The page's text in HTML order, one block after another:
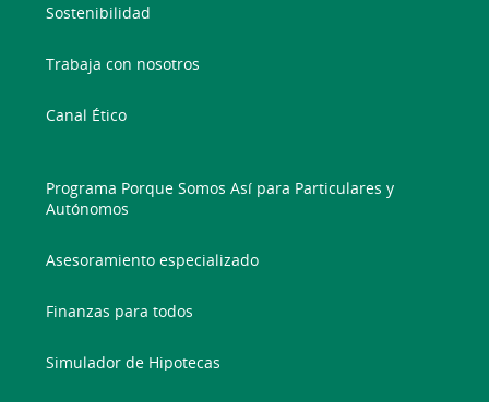
Sostenibilidad
Trabaja con nosotros
Canal Ético
Programa Porque Somos Así para Particulares y
Autónomos
Asesoramiento especializado
Finanzas para todos
Simulador de Hipotecas